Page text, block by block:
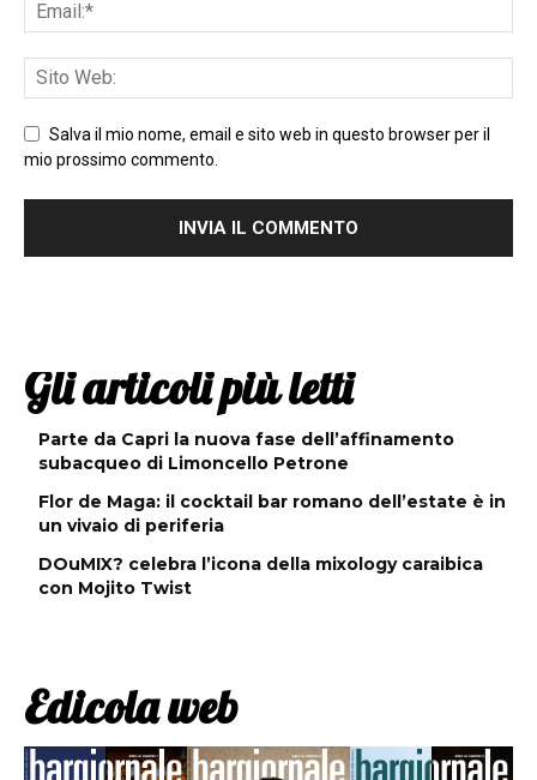
Salva il mio nome, email e sito web in questo browser per il
mio prossimo commento.
Gli articoli più letti
Parte da Capri la nuova fase dell’affinamento
subacqueo di Limoncello Petrone
Flor de Maga: il cocktail bar romano dell’estate è in
un vivaio di periferia
DOuMIX? celebra l’icona della mixology caraibica
con Mojito Twist
Edicola web